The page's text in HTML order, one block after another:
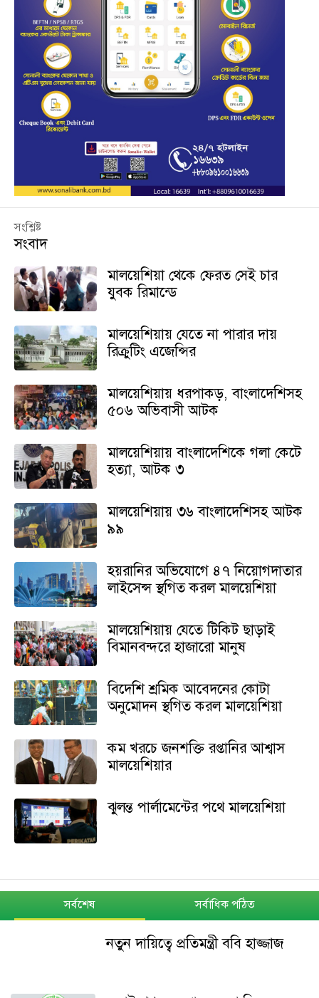
সংশ্লিষ্ট
সংবাদ
মালয়েশিয়া থেকে ফেরত সেই চার
যুবক রিমান্ডে
মালয়েশিয়ায় যেতে না পারার দায়
রিক্রুটিং এজেন্সির
মালয়েশিয়ায় ধরপাকড়, বাংলাদেশিসহ
৫০৬ অভিবাসী আটক
মালয়েশিয়ায় বাংলাদেশিকে গলা কেটে
হত্যা, আটক ৩
মালয়েশিয়ায় ৩৬ বাংলাদেশিসহ আটক
৯৯
হয়রানির অভিযোগে ৪৭ নিয়োগদাতার
লাইসেন্স স্থগিত করল মালয়েশিয়া
মালয়েশিয়ায় যেতে টিকিট ছাড়াই
বিমানবন্দরে হাজারো মানুষ
বিদেশি শ্রমিক আবেদনের কোটা
অনুমোদন স্থগিত করল মালয়েশিয়া
কম খরচে জনশক্তি রপ্তানির আশ্বাস
মালয়েশিয়ার
ঝুলন্ত পার্লামেন্টের পথে মালয়েশিয়া
সর্বশেষ সর্বাধিক পঠিত
নতুন দায়িত্বে প্রতিমন্ত্রী ববি হাজ্জাজ